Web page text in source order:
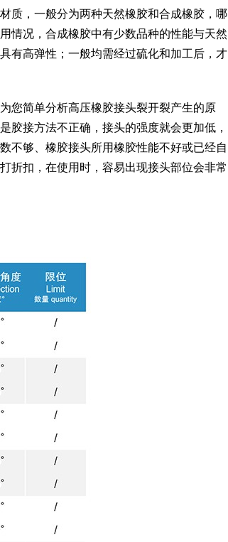
质，一般分为两种天然橡胶和合成橡胶，哪
情况，合成橡胶中有少数品种的性能与天然
有高弹性；一般均需经过硫化和加工后，才
您简单分析高压橡胶接头裂开裂产生的原
胶接方法不正确，接头的强度就会更加低，
不够、橡胶接头所用橡胶性能不好或已经自
折扣，在使用时，容易出现接头部位会非常